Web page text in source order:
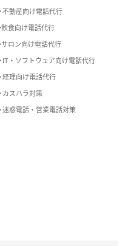
不動産向け電話代行
飲食向け電話代行
サロン向け電話代行
IT・ソフトウェア向け電話代行
経理向け電話代行
カスハラ対策
迷惑電話・営業電話対策